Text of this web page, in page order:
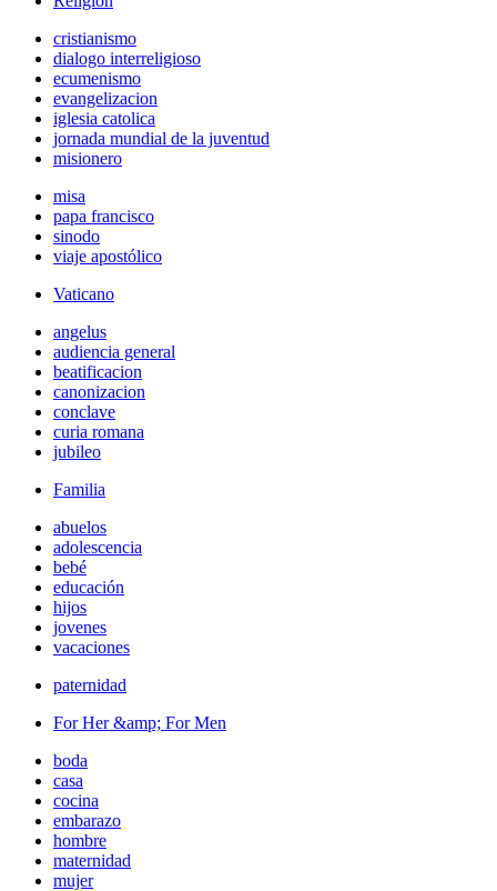
cristianismo
dialogo interreligioso
ecumenismo
evangelizacion
iglesia catolica
jornada mundial de la juventud
misionero
misa
papa francisco
sinodo
viaje apostólico
Vaticano
angelus
audiencia general
beatificacion
canonizacion
conclave
curia romana
jubileo
Familia
abuelos
adolescencia
bebé
educación
hijos
jovenes
vacaciones
paternidad
For Her &amp; For Men
boda
casa
cocina
embarazo
hombre
maternidad
mujer